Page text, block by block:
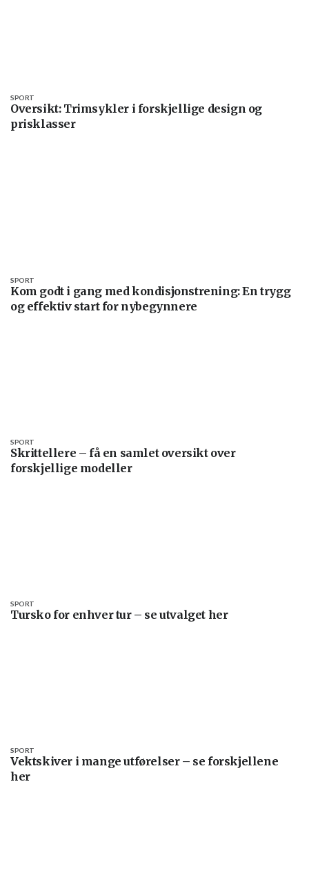
Oversikt: Trimsykler i forskjellige design og
prisklasser
SPORT
Kom godt i gang med kondisjonstrening: En trygg
og effektiv start for nybegynnere
SPORT
Skrittellere – få en samlet oversikt over
forskjellige modeller
SPORT
Tursko for enhver tur – se utvalget her
SPORT
Vektskiver i mange utførelser – se forskjellene
her
SPORT